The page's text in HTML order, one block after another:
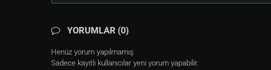
YORUMLAR (0)
Henüz yorum yapılmamış
Sadece kayıtlı kullanıcılar yeni yorum yapabilir.